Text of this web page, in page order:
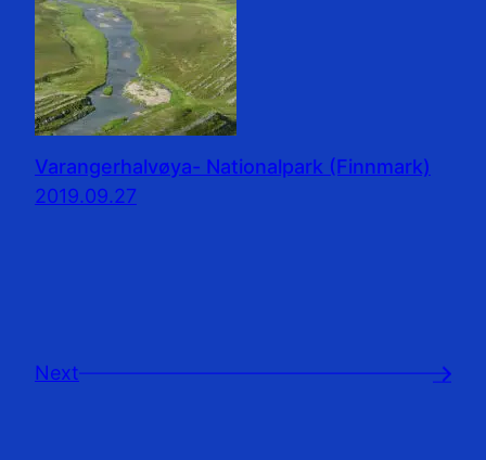
Varangerhalvøya- Nationalpark (Finnmark)
2019.09.27
Next →